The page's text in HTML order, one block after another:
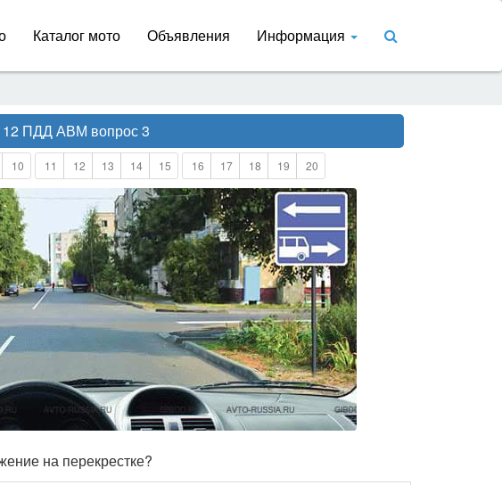
Каталог мото Объявления Информация
12 ПДД АВМ вопрос 3
10 11 12 13 14 15 16 17 18 19 20
на перекрестке?